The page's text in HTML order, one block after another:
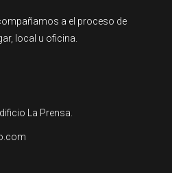
a el proceso de
local u oficina.
La Prensa.